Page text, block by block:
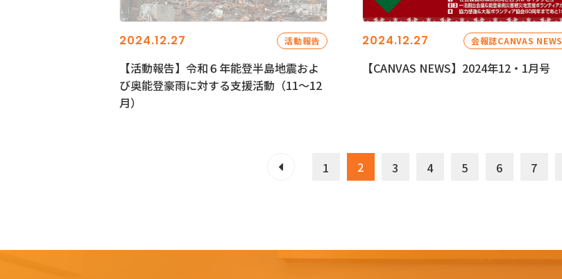
2024.12.27 活動報告
【活動報告】令和６年能登半島地震およ
び奥能登豪雨に対する支援活動（11〜12
月）
2024.12.27 会報誌CANVAS NEWS
【CANVAS NEWS】2024年12・1月号
1 2 3 4 5 6 7